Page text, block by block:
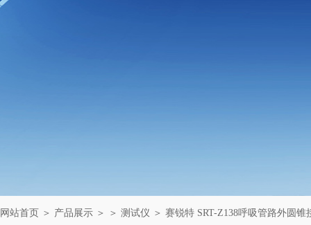
网站首页 ＞ 产品展示 ＞ ＞ 测试仪 ＞ 赛锐特 SRT-Z138呼吸管路外圆